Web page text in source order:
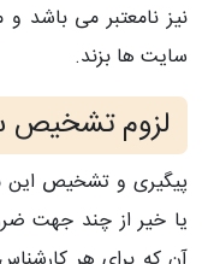
نیز نامعتبر می
سایت ها بزند.
لزوم تشخیص
پیگیری و تشخیص
یا خیر از چند جهت